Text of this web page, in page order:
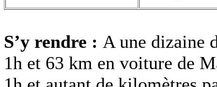
S’y rendre : A une dizaine
1h et 63 km en voiture de